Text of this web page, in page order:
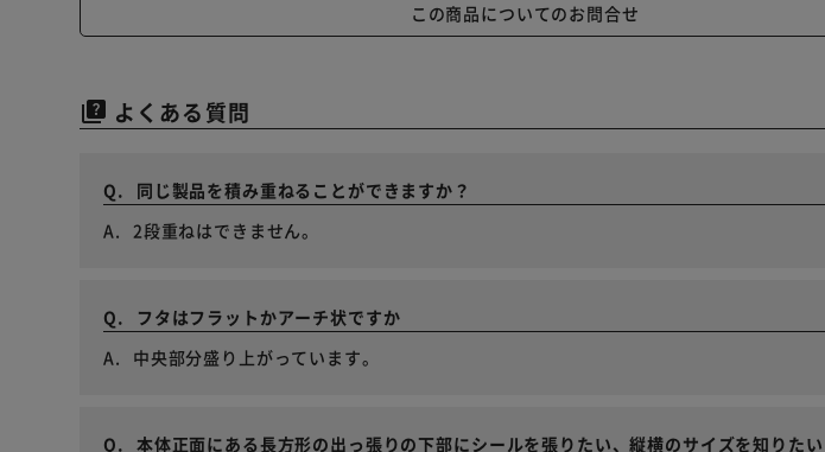
この商品についてのお問合せ
quiz よくある質問
同じ製品を積み重ねることができますか？
2段重ねはできません。
フタはフラットかアーチ状ですか
中央部分盛り上がっています。
本体正面にある長方形の出っ張りの下部にシールを張りたい、縦横のサイズを知りたい